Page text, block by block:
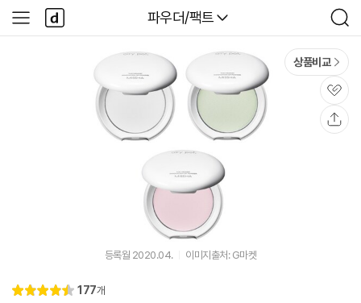
다나와
파우더/팩트
검
색
사
이
다
나
와
상품비교
관
심
등록월 2020.04. 이미지출처: G마켓
별
4.
리
177개